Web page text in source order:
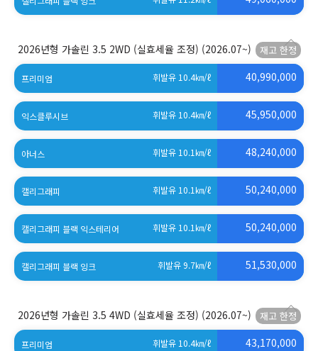
2026년형 가솔린 3.5 2WD (실효세율 조정) (2026.07~)
프리미엄 휘발유 10.4㎞/ℓ 40,990,000
익스클루시브 휘발유 10.4㎞/ℓ 45,950,000
아너스 휘발유 10.1 ㎞/ℓ 48,240,000
캘리그래피 휘발유 10.1 ㎞/ℓ 50,240,000
캘리그래피 블랙 익스테리어 휘발유 10.1 ㎞/ℓ 50,240,000
캘리그래피 블랙 잉크 휘발유 9.7㎞/ℓ 51,530,000
2026년형 가솔린 3.5 4WD (실효세율 조정) (2026.07~)
프리미엄 휘발유 10.4㎞/ℓ 43,170,000